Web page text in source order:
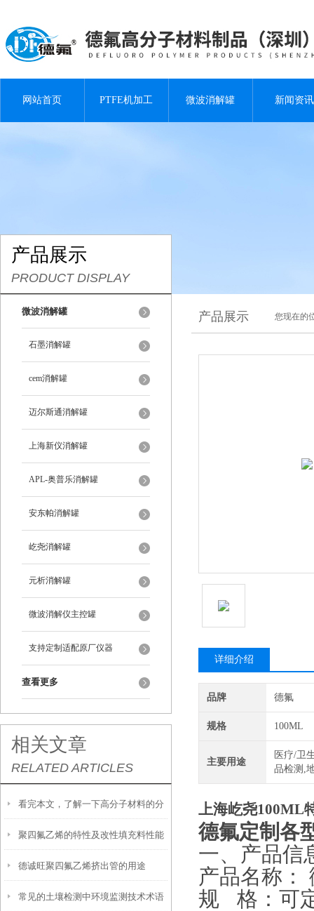
网站首页 PTFE机加工 微波消解罐 新闻资讯
产品展示
PRODUCT DISPLAY
微波消解罐
石墨消解罐
cem消解罐
迈尔斯通消解罐
上海新仪消解罐
APL-奥普乐消解罐
安东帕消解罐
屹尧消解罐
元析消解罐
微波消解仪主控罐
支持定制适配原厂仪器
查看更多
相关文章
RELATED ARTICLES
看完本文，了解一下高分子材料的分
类
聚四氟乙烯的特性及改性填充料性能
德诚旺聚四氟乙烯挤出管的用途
常见的土壤检测中环境监测技术术语
产品展示 您现在的
详细介绍
品牌 德氟
规格 100ML
主要用途
医疗/卫
品检测,
上海屹尧100ML
德氟定制各
一、产品信
产品名称：
规
格：可